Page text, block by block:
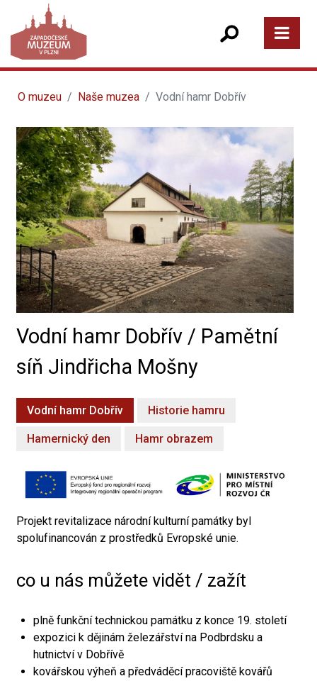
O muzeu Naše muzea Vodní hamr Dobřív
Vodní hamr Dobřív / Pamětní
síň Jindřicha Mošny
Vodní hamr Dobřív Historie hamru
Hamernický den Hamr obrazem
Projekt revitalizace národní kulturní památky byl
spolufinancován z prostředků Evropské unie.
co u nás můžete vidět / zažít
plně funkční technickou památku z konce 19. století
expozici k dějinám železářství na Podbrdsku a
hutnictví v Dobřívě
kovářskou výheň a předváděcí pracoviště kovářů